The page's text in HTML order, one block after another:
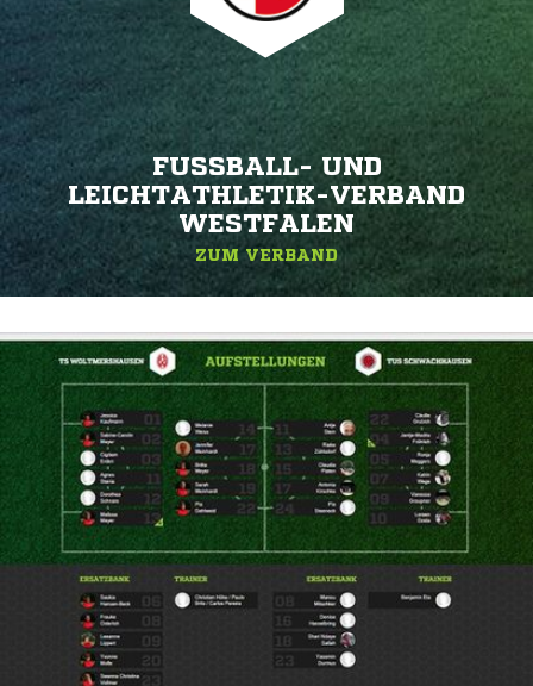
FUSSBALL- UND L
EICHTATHLETIK-VERBAND W
ESTFALEN
ZUM VERBAND